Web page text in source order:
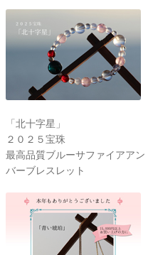
「北十字星」
２０２５宝珠
最高品質ブルーサファイアアン
バーブレスレット